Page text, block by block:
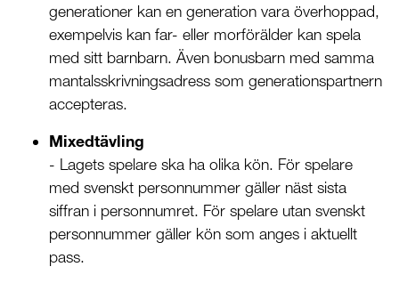
generationer kan en generation vara överhoppad,
exempelvis kan far- eller morförälder kan spela
med sitt barnbarn. Även bonusbarn med samma
mantalsskrivningsadress som generationspartnern
accepteras.
Mixedtävling
- Lagets spelare ska ha olika kön. För spelare
med svenskt personnummer gäller näst sista
siffran i personnumret. För spelare utan svenskt
personnummer gäller kön som anges i aktuellt
pass.